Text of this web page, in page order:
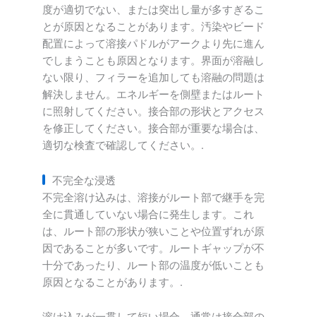
度が適切でない、または突出し量が多すぎるこ
とが原因となることがあります。汚染やビード
配置によって溶接パドルがアークより先に進ん
でしまうことも原因となります。界面が溶融し
ない限り、フィラーを追加しても溶融の問題は
解決しません。エネルギーを側壁またはルート
に照射してください。接合部の形状とアクセス
を修正してください。接合部が重要な場合は、
適切な検査で確認してください。.
不完全な浸透
不完全溶け込みは、溶接がルート部で継手を完
全に貫通していない場合に発生します。これ
は、ルート部の形状が狭いことや位置ずれが原
因であることが多いです。ルートギャップが不
十分であったり、ルート部の温度が低いことも
原因となることがあります。.